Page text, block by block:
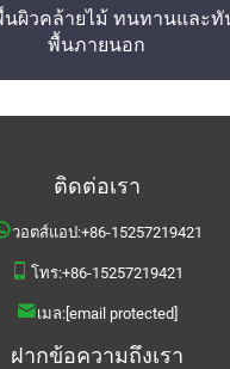
ผิวคล้ายไม้ ทนทานและทั
พื้นภายนอก
ติดต่อเรา
วอตส์แอป:+86-15257219421
โทร:+86-15257219421
เมล:[email protected]
ฝากข้อความถึงเรา